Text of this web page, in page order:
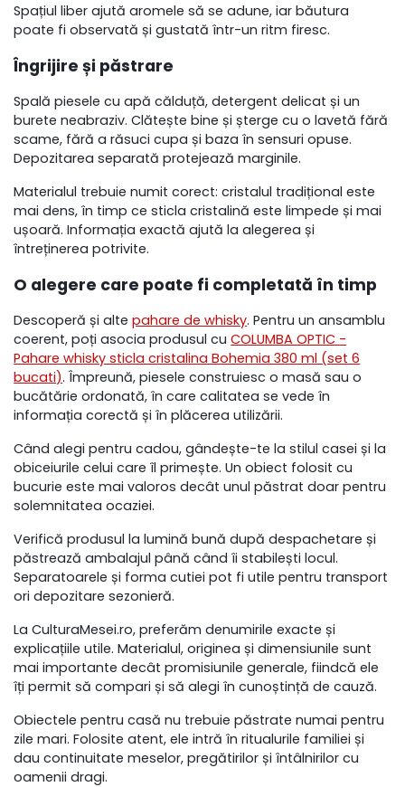
Spațiul liber ajută aromele să se adune, iar băutura
poate fi observată și gustată într-un ritm firesc.
Îngrijire și păstrare
Spală piesele cu apă călduță, detergent delicat și un
burete neabraziv. Clătește bine și șterge cu o lavetă fără
scame, fără a răsuci cupa și baza în sensuri opuse.
Depozitarea separată protejează marginile.
Materialul trebuie numit corect: cristalul tradițional este
mai dens, în timp ce sticla cristalină este limpede și mai
ușoară. Informația exactă ajută la alegerea și
întreținerea potrivite.
O alegere care poate fi completată în timp
Descoperă și altepahare de whisky. Pentru un ansamblu
coerent, poți asocia produsul cuCOLUMBA OPTIC -
Pahare whisky sticla cristalina Bohemia 380 ml (set 6
bucati). Împreună, piesele construiesc o masă sau o
bucătărie ordonată, în care calitatea se vede în
informația corectă și în plăcerea utilizării.
Când alegi pentru cadou, gândește-te la stilul casei și la
obiceiurile celui care îl primește. Un obiect folosit cu
bucurie este mai valoros decât unul păstrat doar pentru
solemnitatea ocaziei.
Verifică produsul la lumină bună după despachetare și
păstrează ambalajul până când îi stabilești locul.
Separatoarele și forma cutiei pot fi utile pentru transport
ori depozitare sezonieră.
La CulturaMesei.ro, preferăm denumirile exacte și
explicațiile utile. Materialul, originea și dimensiunile sunt
mai importante decât promisiunile generale, fiindcă ele
îți permit să compari și să alegi în cunoștință de cauză.
Obiectele pentru casă nu trebuie păstrate numai pentru
zile mari. Folosite atent, ele intră în ritualurile familiei și
dau continuitate meselor, pregătirilor și întâlnirilor cu
oamenii dragi.